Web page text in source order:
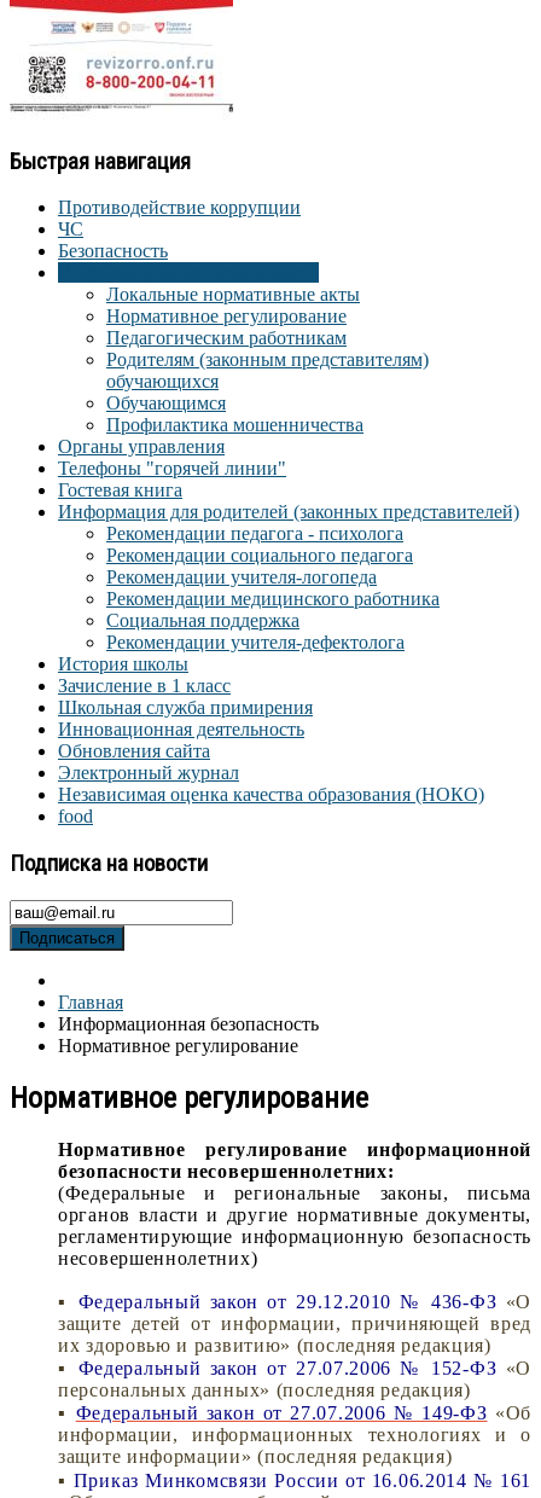
Быстрая навигация
Противодействие коррупции
ЧС
Безопасность
Локальные нормативные акты
Нормативное регулирование
Педагогическим работникам
Родителям (законным представителям)
обучающихся
Обучающимся
Профилактика мошенничества
Органы управления
Телефоны "горячей линии"
Гостевая книга
Информация для родителей (законных представителей)
Рекомендации педагога - психолога
Рекомендации социального педагога
Рекомендации учителя-логопеда
Рекомендации медицинского работника
Социальная поддержка
Рекомендации учителя-дефектолога
История школы
Зачисление в 1 класс
Школьная служба примирения
Инновационная деятельность
Обновления сайта
Электронный журнал
Независимая оценка качества образования (НОКО)
food
Подписка на новости
Подписаться
Главная
Информационная безопасность
Нормативное регулирование
Нормативное регулирование
Нормативное регулирование информационной
безопасности несовершеннолетних:
(Федеральные и региональные законы, письма
органов власти и другие нормативные документы,
регламентирующие информационную безопасность
несовершеннолетних)
▪ Федеральный закон от 29.12.2010 № 436-ФЗ «О
защите детей от информации, причиняющей вред
их здоровью и развитию» (последняя редакция)
▪ Федеральный закон от 27.07.2006 № 152-ФЗ «О
персональных данных» (последняя редакция)
▪ Федеральный закон от 27.07.2006 № 149-ФЗ «Об
информации, информационных технологиях и о
защите информации» (последняя редакция)
▪ Приказ Минкомсвязи России от 16.06.2014 № 161